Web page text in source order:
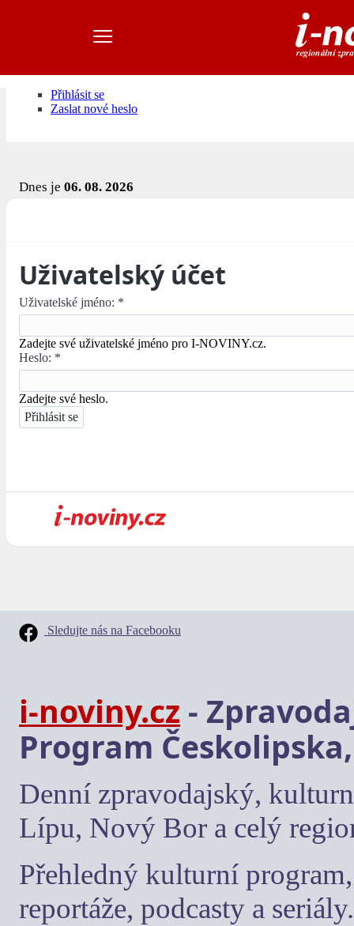
Přihlásit se
Zaslat nové heslo
Dnes je 06. 08. 2026
Uživatelský účet
Uživatelské jméno: *
Zadejte své uživatelské jméno pro I-NOVINY.cz.
Heslo: *
Zadejte své heslo.
Sledujte nás na Facebooku
i-noviny.cz -
Program
Denní zpravodajský,
Lípu, Nový Bor a celý
Přehledný kulturní
reportáže, podcasty a seriály.